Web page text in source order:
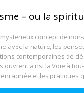
– ou la
concept de non-
avec la nature, les
contemporaines de
ouvrent ainsi la Voie à
et les pratiques